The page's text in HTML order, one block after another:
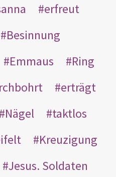
erfreut
Besinnung
Emmaus
Ring
erträgt
Nägel
taktlos
Kreuzigung
Jesus. Soldaten